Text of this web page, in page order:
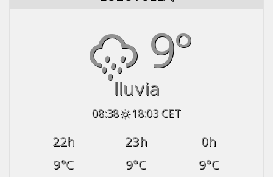
9°
lluvia
08:38 18:03 CET
22h 23h 0h
9°C 9°C 9°C